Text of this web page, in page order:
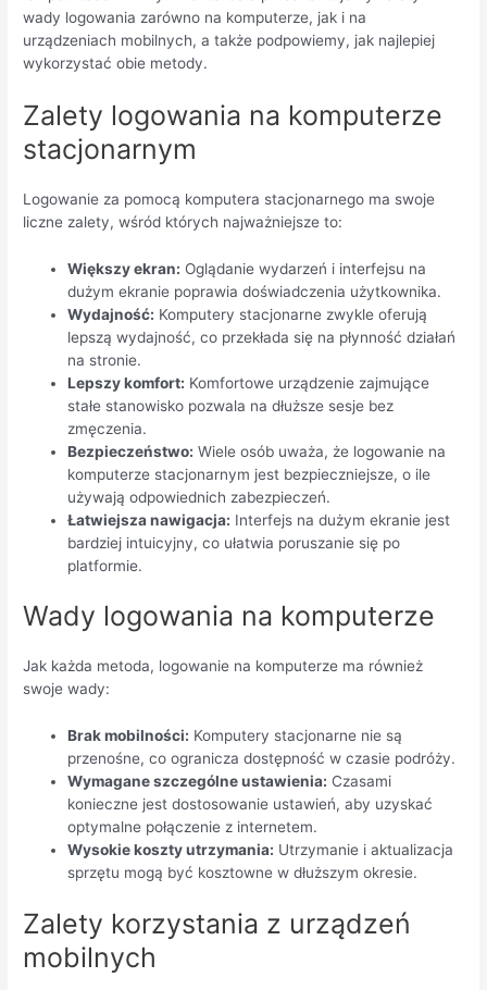
wady logowania zarówno na komputerze, jak i na
urządzeniach mobilnych, a także podpowiemy, jak najlepiej
wykorzystać obie metody.
Zalety logowania na komputerze
stacjonarnym
Logowanie za pomocą komputera stacjonarnego ma swoje
liczne zalety, wśród których najważniejsze to:
Większy ekran: Oglądanie wydarzeń i interfejsu na
dużym ekranie poprawia doświadczenia użytkownika.
Wydajność: Komputery stacjonarne zwykle oferują
lepszą wydajność, co przekłada się na płynność działań
na stronie.
Lepszy komfort: Komfortowe urządzenie zajmujące
stałe stanowisko pozwala na dłuższe sesje bez
zmęczenia.
Bezpieczeństwo: Wiele osób uważa, że logowanie na
komputerze stacjonarnym jest bezpieczniejsze, o ile
używają odpowiednich zabezpieczeń.
Łatwiejsza nawigacja: Interfejs na dużym ekranie jest
bardziej intuicyjny, co ułatwia poruszanie się po
platformie.
Wady logowania na komputerze
Jak każda metoda, logowanie na komputerze ma również
swoje wady:
Brak mobilności: Komputery stacjonarne nie są
przenośne, co ogranicza dostępność w czasie podróży.
Wymagane szczególne ustawienia: Czasami
konieczne jest dostosowanie ustawień, aby uzyskać
optymalne połączenie z internetem.
Wysokie koszty utrzymania: Utrzymanie i aktualizacja
sprzętu mogą być kosztowne w dłuższym okresie.
Zalety korzystania z urządzeń
mobilnych